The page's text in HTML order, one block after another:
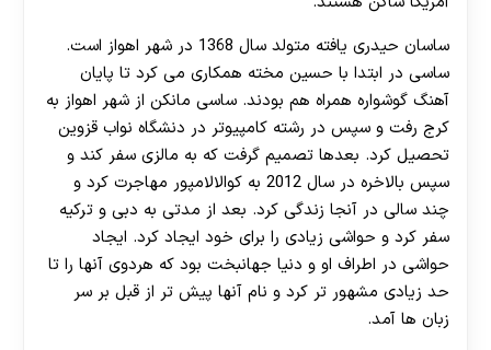
ساسان حیدری یافته متولد سال 1368 در شهر اهواز است.
ساسی در ابتدا با حسین مخته همکاری می کرد تا پایان
آهنگ گوشواره همراه هم بودند. ساسی مانکن از شهر اهواز به
کرج رفت و سپس در رشته کامپیوتر در دنشگاه نواب قزوین
تحصیل کرد. بعدها تصمیم گرفت که به مالزی سفر کند و
سپس بالاخره در سال 2012 به کوالالامپور مهاجرت کرد و
چند سالی در آنجا زندگی کرد. بعد از مدتی به دبی و ترکیه
سفر کرد و حواشی زیادی را برای خود ایجاد کرد. ایجاد
حواشی در اطراف او و دنیا جهانبخت بود که هردوی آنها را تا
حد زیادی مشهور تر کرد و نام آنها پیش تر از قبل بر سر
زبان ها آمد.